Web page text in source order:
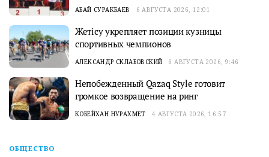
АБАЙ СУРАКБАЕВ 6 АВГУСТА 2026, 12:01
Жетісу укрепляет позиции кузницы
спортивных чемпионов
АЛЕКСАНДР СКЛАБОВСКИЙ 6 АВГУСТА 2026, 9:46
Непобежденный Qazaq Style готовит
громкое возвращение на ринг
КОБЕЙХАН НУРАХМЕТ 4 АВГУСТА 2026, 16:57
ОБЩЕСТВО